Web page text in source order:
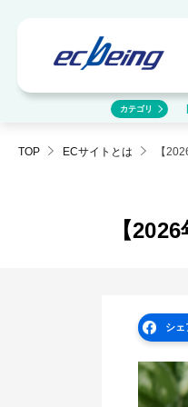
TOP ECサイトとは
【
シェ
カテゴリ